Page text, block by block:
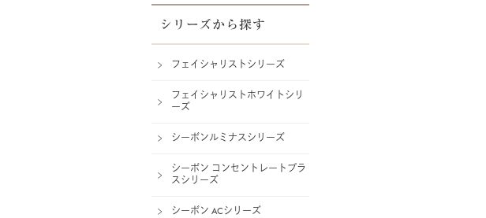
シリーズから探す
フェイシャリストシリーズ
フェイシャリストホワイトシリ
ーズ
シーボンルミナスシリーズ
シーボン コンセントレートプラ
スシリーズ
シーボン ACシリーズ